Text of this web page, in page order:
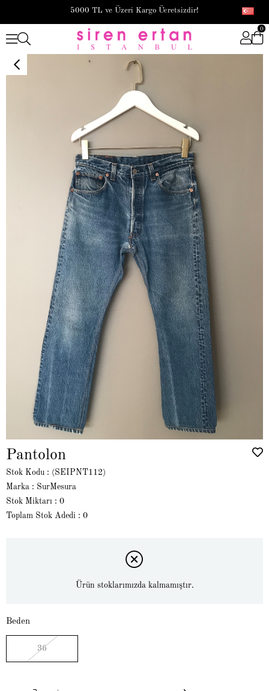
5000 TL ve Üzeri Kargo Ücretsizdir!
0
Pantolon
Stok Kodu
(SEIPNT112)
Marka : SurMesura
Stok Miktarı : 0
Toplam Stok Adedi : 0
Ürün stoklarımızda kalmamıştır.
Beden
36